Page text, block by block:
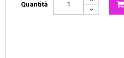
Quantità